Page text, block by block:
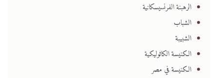
الرهبنة الفرنسيسكانية
الشباب
الشبيبة
الكنيسة الكاثوليكية
الكنيسة في مصر